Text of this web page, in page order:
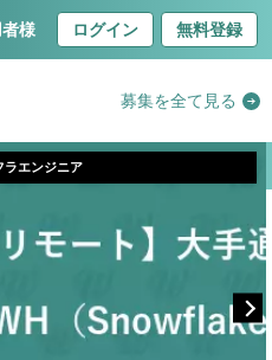
様 ログイン 無料登録
募集を全て見る
ラエンジニア